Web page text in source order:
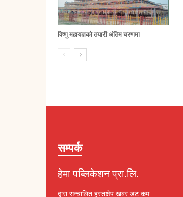
विष्णु महायज्ञको तयारी अंतिम चरणमा
सम्पर्क
हेमा पब्लिकेशन प्रा.लि.
द्वारा सन्चालित हस्तक्षेप खबर डट कम